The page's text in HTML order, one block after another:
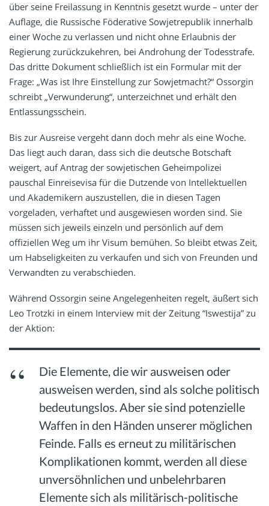
über seine Freilassung in Kenntnis gesetzt wurde – unter der
Auflage, die Russische Föderative Sowjetrepublik innerhalb
einer Woche zu verlassen und nicht ohne Erlaubnis der
Regierung zurückzukehren, bei Androhung der Todesstrafe.
Das dritte Dokument schließlich ist ein Formular mit der
Frage: „Was ist Ihre Einstellung zur Sowjetmacht?“ Ossorgin
schreibt „Verwunderung“, unterzeichnet und erhält den
Entlassungsschein.
Bis zur Ausreise vergeht dann doch mehr als eine Woche.
Das liegt auch daran, dass sich die deutsche Botschaft
weigert, auf Antrag der sowjetischen Geheimpolizei
pauschal Einreisevisa für die Dutzende von Intellektuellen
und Akademikern auszustellen, die in diesen Tagen
vorgeladen, verhaftet und ausgewiesen worden sind. Sie
müssen sich jeweils einzeln und persönlich auf dem
offiziellen Weg um ihr Visum bemühen. So bleibt etwas Zeit,
um Habseligkeiten zu verkaufen und sich von Freunden und
Verwandten zu verabschieden.
Während Ossorgin seine Angelegenheiten regelt, äußert sich
Leo Trotzki in einem Interview mit der Zeitung “Iswestija” zu
der Aktion:
Die Elemente, die wir ausweisen oder
ausweisen werden, sind als solche politisch
bedeutungslos. Aber sie sind potenzielle
Waffen in den Händen unserer möglichen
Feinde. Falls es erneut zu militärischen
Komplikationen kommt, werden all diese
unversöhnlichen und unbelehrbaren
Elemente sich als militärisch-politische